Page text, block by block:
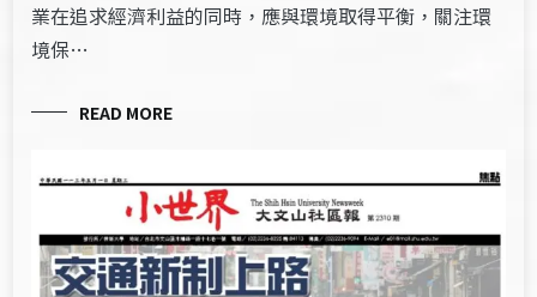
業在追求經濟利益的同時，應與環境取得平衡，關注環
境保…
READ MORE